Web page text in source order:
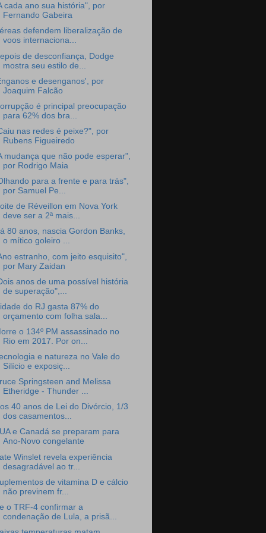
cada ano sua história", por
Fernando Gabeira
defendem liberalização de
voos internaciona...
de desconfiança, Dodge
mostra seu estilo de...
e desenganos', por
Joaquim Falcão
é principal preocupação
para 62% dos bra...
nas redes é peixe?", por
Rubens Figueiredo
mudança que não pode esperar",
por Rodrigo Maia
para a frente e para trás",
por Samuel Pe...
de Réveillon em Nova York
deve ser a 2ª mais...
80 anos, nascia Gordon Banks,
o mítico goleiro ...
estranho, com jeito esquisito",
por Mary Zaidan
anos de uma possível história
de superação",...
do RJ gasta 87% do
orçamento com folha sala...
o 134º PM assassinado no
Rio em 2017. Por on...
e natureza no Vale do
Silício e exposiç...
Springsteen and Melissa
Etheridge - Thunder ...
40 anos de Lei do Divórcio, 1/3
dos casamentos...
e Canadá se preparam para
Ano-Novo congelante
Winslet revela experiência
desagradável ao tr...
de vitamina D e cálcio
não previnem fr...
o TRF-4 confirmar a
condenação de Lula, a prisã...